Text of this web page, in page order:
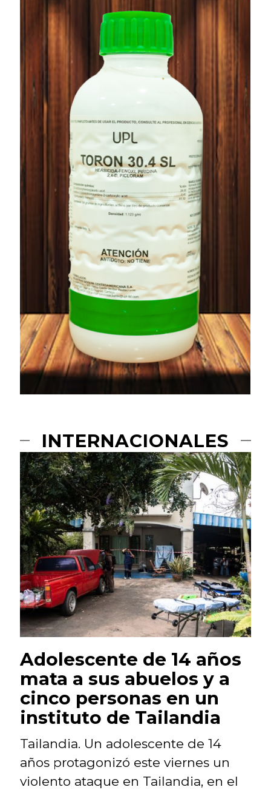
INTERNACIONALES
Adolescente de 14 años
mata a sus abuelos y a
cinco personas en un
instituto de Tailandia
Tailandia. Un adolescente de 14
años protagonizó este viernes un
violento ataque en Tailandia, en el